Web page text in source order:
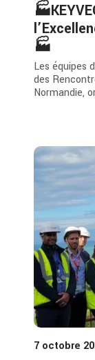
🏭
Les équipes
des
Normandie,
7 octobre